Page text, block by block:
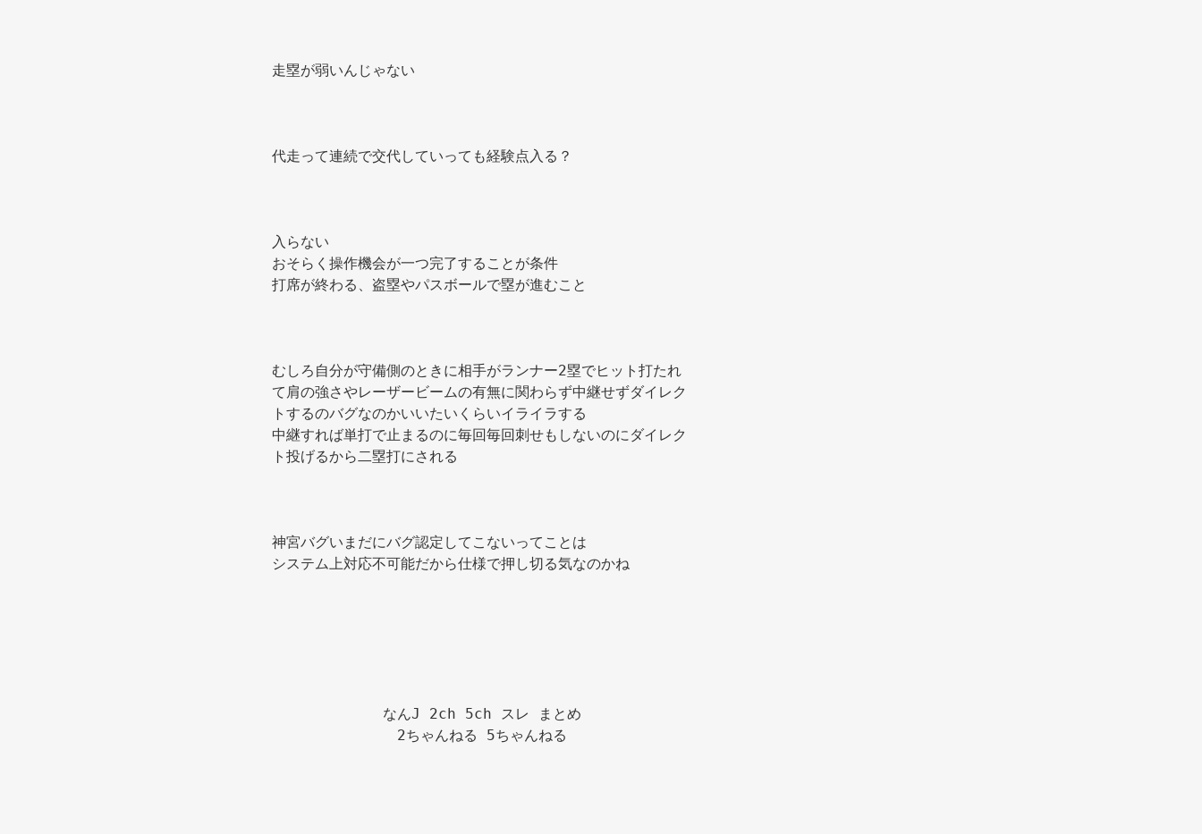
走塁が弱いんじゃない
代走って連続で交代していっても経験点入る？
入らない
おそらく操作機会が一つ完了することが条件
打席が終わる、盗塁やパスボールで塁が進むこと
むしろ自分が守備側のときに相手がランナー2塁でヒット打たれ
て肩の強さやレーザービームの有無に関わらず中継せずダイレク
トするのバグなのかいいたいくらいイライラする
中継すれば単打で止まるのに毎回毎回刺せもしないのにダイレク
ト投げるから二塁打にされる
神宮バグいまだにバグ認定してこないってことは
システム上対応不可能だから仕様で押し切る気なのかね
なんJ 2ch 5ch スレ まとめ
2ちゃんねる 5ちゃんねる